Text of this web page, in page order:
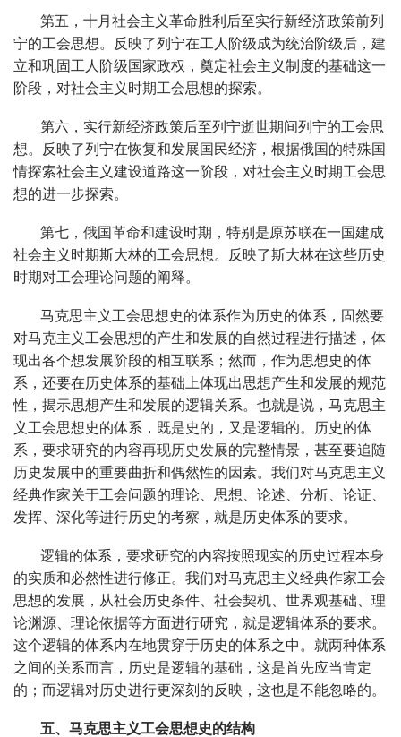
第五，十月社会主义革命胜利后至实行新经济政策前列
宁的工会思想。反映了列宁在工人阶级成为统治阶级后，建
立和巩固工人阶级国家政权，奠定社会主义制度的基础这一
阶段，对社会主义时期工会思想的探索。
第六，实行新经济政策后至列宁逝世期间列宁的工会思
想。反映了列宁在恢复和发展国民经济，根据俄国的特殊国
情探索社会主义建设道路这一阶段，对社会主义时期工会思
想的进一步探索。
第七，俄国革命和建设时期，特别是原苏联在一国建成
社会主义时期斯大林的工会思想。反映了斯大林在这些历史
时期对工会理论问题的阐释。
马克思主义工会思想史的体系作为历史的体系，固然要
对马克主义工会思想的产生和发展的自然过程进行描述，体
现出各个想发展阶段的相互联系；然而，作为思想史的体
系，还要在历史体系的基础上体现出思想产生和发展的规范
性，揭示思想产生和发展的逻辑关系。也就是说，马克思主
义工会思想史的体系，既是史的，又是逻辑的。历史的体
系，要求研究的内容再现历史发展的完整情景，甚至要追随
历史发展中的重要曲折和偶然性的因素。我们对马克思主义
经典作家关于工会问题的理论、思想、论述、分析、论证、
发挥、深化等进行历史的考察，就是历史体系的要求。
逻辑的体系，要求研究的内容按照现实的历史过程本身
的实质和必然性进行修正。我们对马克思主义经典作家工会
思想的发展，从社会历史条件、社会契机、世界观基础、理
论渊源、理论依据等方面进行研究，就是逻辑体系的要求。
这个逻辑的体系内在地贯穿于历史的体系之中。就两种体系
之间的关系而言，历史是逻辑的基础，这是首先应当肯定
的；而逻辑对历史进行更深刻的反映，这也是不能忽略的。
五、马克思主义工会思想史的结构